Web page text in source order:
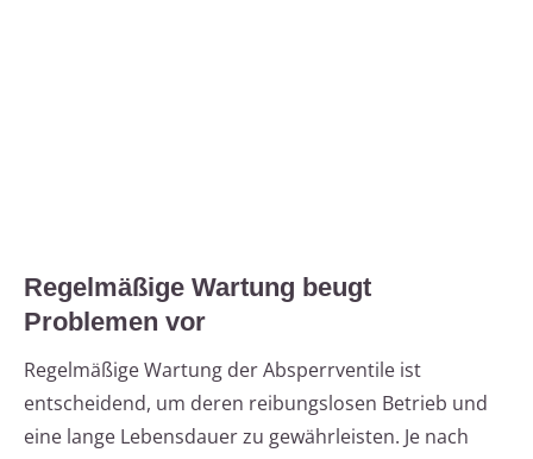
Regelmäßige Wartung beugt
Problemen vor
Regelmäßige Wartung der Absperrventile ist
entscheidend, um deren reibungslosen Betrieb und
eine lange Lebensdauer zu gewährleisten. Je nach